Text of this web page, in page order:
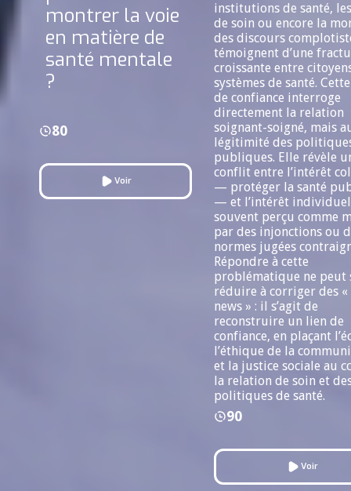
montrer la voie
en matière de
santé mentale
?
80
Voir
institutions de santé,
de soin ou encore la
des discours
témoignent d’une
croissante entre
systèmes de santé.
de confiance interroge
directement la relation
soignant-soigné, mais
légitimité des
publiques. Elle révèle
conflit entre l’intérêt
— protéger la santé
— et l’intérêt
souvent perçu comme
par des injonctions ou
normes jugées
Répondre à cette
problématique ne peut
réduire à corriger des «
news » : il s’agit de
reconstruire un lien de
confiance, en plaçant
l’éthique de la
et la justice sociale au
la relation de soin et
politiques de santé.
90
Voir